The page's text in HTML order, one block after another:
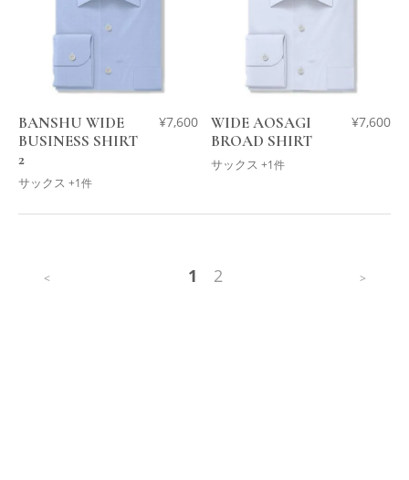
BANSHU WIDE
BUSINESS SHIRT
2
サックス +1件
¥7,600
WIDE AOSAGI
BROAD SHIRT
サックス +1件
¥7,600
< 1 2 >